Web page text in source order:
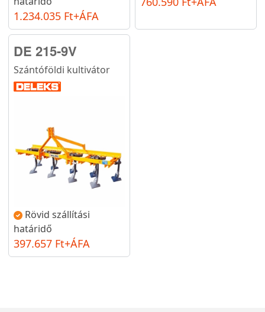
1.234.035 Ft+ÁFA
DE 215-9V
Szántóföldi kultivátor
Rövid szállítási
határidő
397.657 Ft+ÁFA